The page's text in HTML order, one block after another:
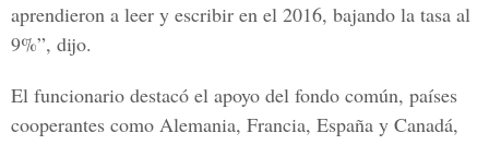
aprendieron a leer y escribir en el 2016, bajando la tasa al
9%”, dijo.
El funcionario destacó el apoyo del fondo común, países
cooperantes como Alemania, Francia, España y Canadá,